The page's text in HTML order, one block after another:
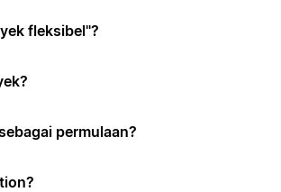
fleksibel"?
permulaan?